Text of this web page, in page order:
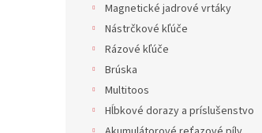
Magnetické jadrové vrtáky
Nástrčkové kľúče
Rázové kľúče
Brúska
Multitoos
Hĺbkové dorazy a príslušenstvo